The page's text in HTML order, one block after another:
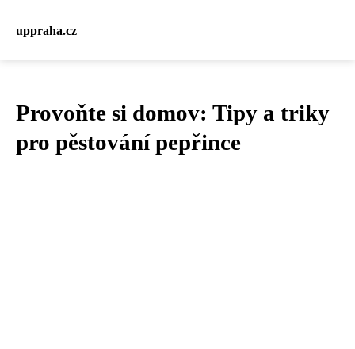
uppraha.cz
Provoňte si domov: Tipy a triky
pro pěstování pepřince